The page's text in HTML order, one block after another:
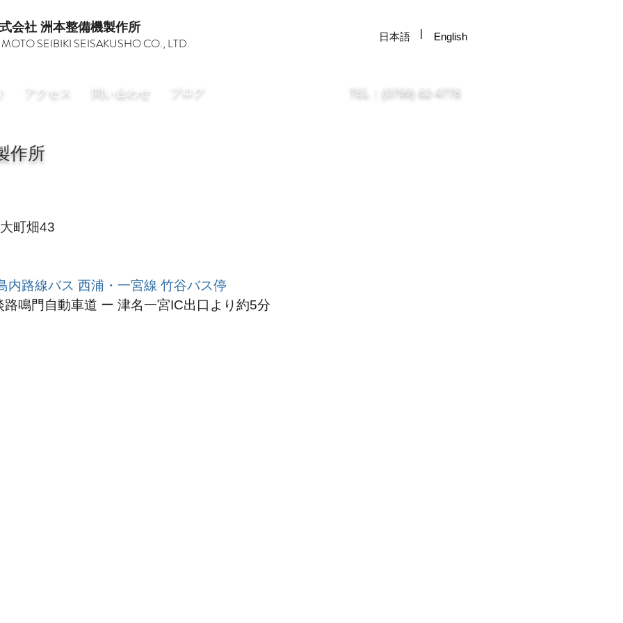
会社 洲本整備機製作所
SEIBIKI SEISAKUSHO CO., LTD. 日本語 | English
​アクセス ​問い合わせ ブログ TEL：(0799) 62-4778
作所
町畑43
内路線バス 西浦・一宮線 竹谷バス停
鳴門自動車道 ー 津名一宮IC出口より約5分